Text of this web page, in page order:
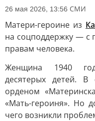
26 мая 2026, 13:56 СМИ
Матери-героине из
на соцподдержку —
правам человека.
Женщина 1940
десятерых детей. В
орденом
«Мать-героиня». Но
чего возникли